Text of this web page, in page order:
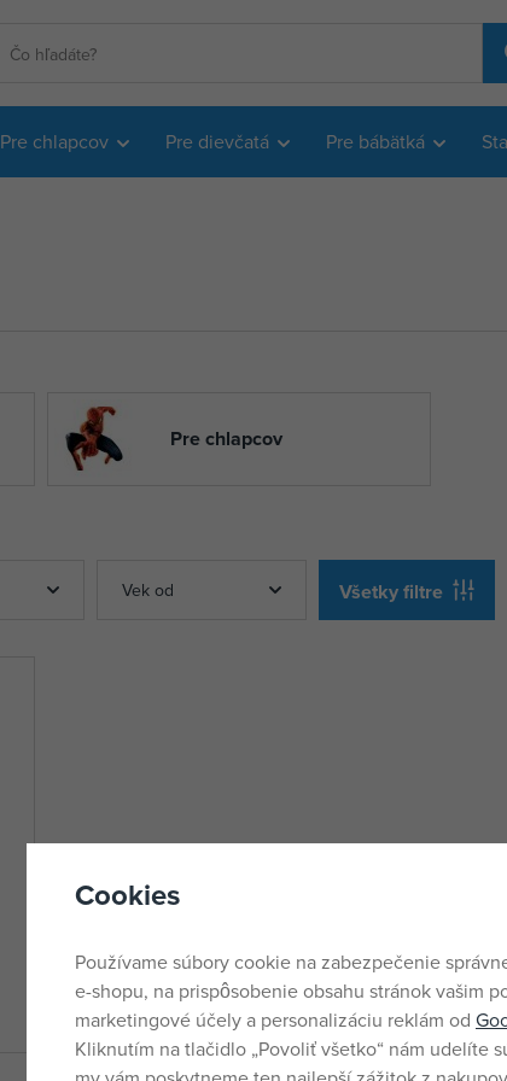
Pre chlapcov Pre dievčatá Pre bábätká
Pre chlapcov
Vek od Všetky filtre
Cookies
Používame súbory cookie na zabezpečenie
e-shopu, na prispôsobenie obsahu stránok vašim
marketingové účely a personalizáciu reklám od
Kliknutím na tlačidlo „Povoliť všetko“ nám udelíte